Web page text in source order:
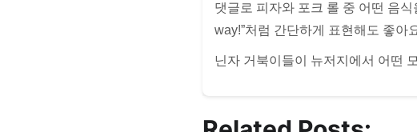
댓글로 피자와 포크 롤 중 어떤 음식
way!”처럼 간단하게 표현해도 좋아
닌자 거북이들이 뉴저지에서 어떤